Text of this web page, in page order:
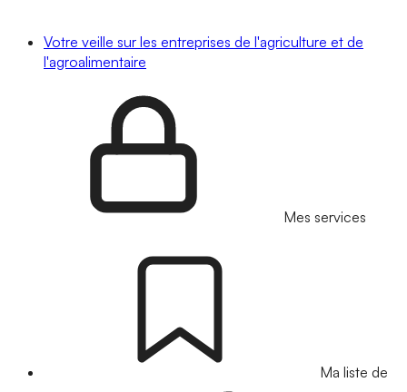
Votre veille sur les entreprises de l'agriculture et de
l'agroalimentaire
Mes services
Ma liste de